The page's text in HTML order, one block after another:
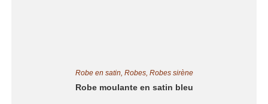
Robe en satin Robes, Robes sirène
Robe moulante en satin bleu